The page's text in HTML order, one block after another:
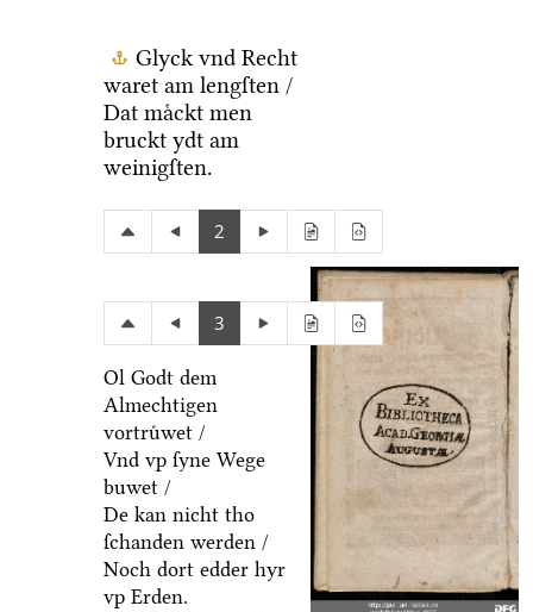
Glyck vnd Recht
waret am lengſten /
Dat maͤckt men
bruckt ydt am
weinigſten.
2
3
Ol Godt dem
Almechtigen
vortruͤwet /
Vnd vp ſyne Wege
buwet /
De kan nicht tho
ſchanden werden /
Noch dort edder hyr
vp Erden.